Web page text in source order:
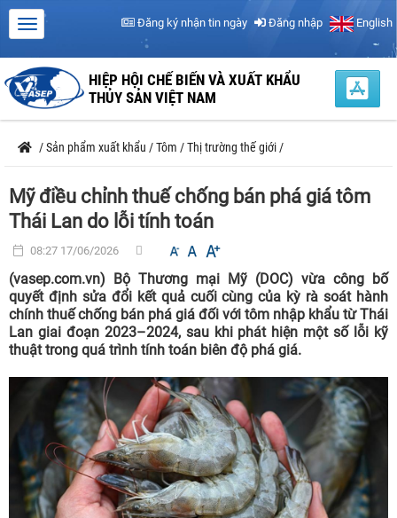
Đăng ký nhận tin ngày Đăng nhập English
HIỆP HỘI CHẾ BIẾN VÀ XUẤT KHẨU
THỦY SẢN VIỆT NAM
/Sản phẩm xuất khẩu /Tôm /Thị trường thế giới /
Mỹ điều chỉnh thuế chống bán phá giá tôm
Thái Lan do lỗi tính toán
08:27 17/06/2026
(vasep.com.vn) Bộ Thương mại Mỹ (DOC) vừa công bố
quyết định sửa đổi kết quả cuối cùng của kỳ rà soát hành
chính thuế chống bán phá giá đối với tôm nhập khẩu từ Thái
Lan giai đoạn 2023–2024, sau khi phát hiện một số lỗi kỹ
thuật trong quá trình tính toán biên độ phá giá.